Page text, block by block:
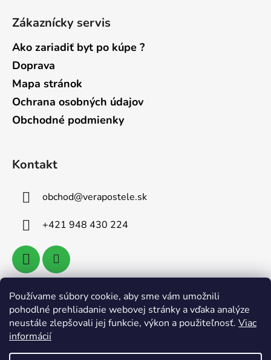
Používame súbory cookie, aby sme vám umožnili
pohodlné prehliadanie webovej stránky a vďaka analýze
neustále zlepšovali jej funkcie, výkon a použiteľnosť. Viac
informácií
Zákaznícky servis
Ako zariadiť byt po kúpe ?
Doprava
Mapa stránok
Ochrana osobných údajov
Obchodné podmienky
Kontakt
obchod@verapostele.sk
+421 948 430 224
Vyhľadávanie